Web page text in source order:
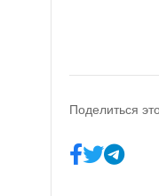
Поделиться